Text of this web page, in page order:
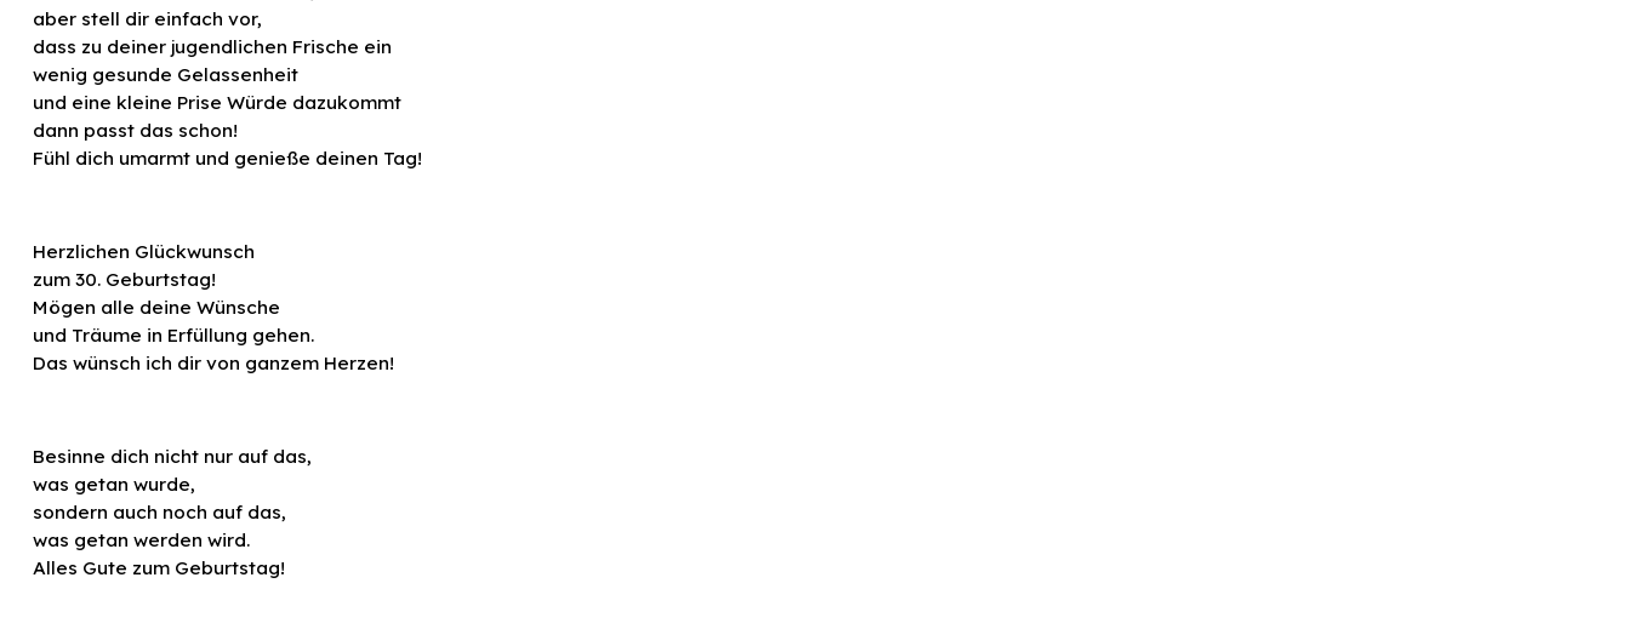
aber stell dir einfach vor,
dass zu deiner jugendlichen Frische ein
wenig gesunde Gelassenheit
und eine kleine Prise Würde dazukommt
dann passt das schon!
Fühl dich umarmt und genieße deinen Tag!
Herzlichen Glückwunsch
zum 30. Geburtstag!
Mögen alle deine Wünsche
und Träume in Erfüllung gehen.
Das wünsch ich dir von ganzem Herzen!
Besinne dich nicht nur auf das,
was getan wurde,
sondern auch noch auf das,
was getan werden wird.
Alles Gute zum Geburtstag!